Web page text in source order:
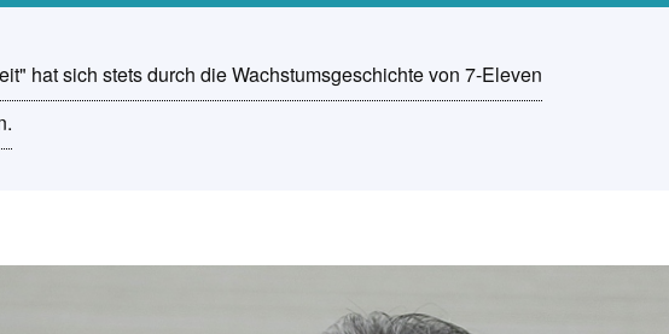
hat sich stets durch die Wachstumsgeschichte von 7-Eleven